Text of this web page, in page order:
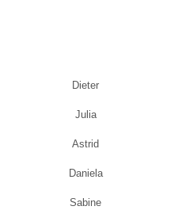
Dieter
Julia
Astrid
Daniela
Sabine